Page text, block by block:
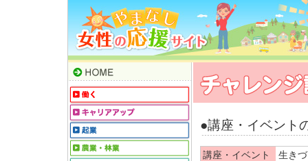
●講座・イベント
講座・イベント
生き